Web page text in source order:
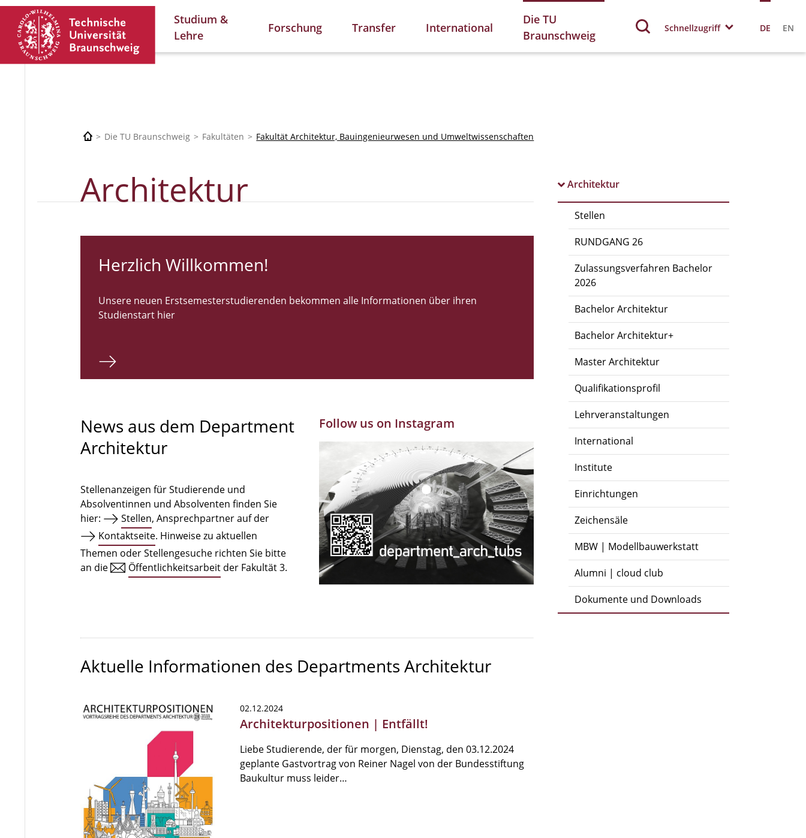
Studium &
Lehre
Forschung Transfer International
Die TU
Braunschweig
Schnellzugriff DE EN
Die TU Braunschweig Fakultäten Fakultät Architektur, Bauingenieurwesen und Umweltwissenschaften
Architektur
Stellen
RUNDGANG 26
Zulassungsverfahren Bachelor
2026
Bachelor Architektur
Bachelor Architektur+
Master Architektur
Qualifikationsprofil
Lehrveranstaltungen
International
Institute
Einrichtungen
Zeichensäle
MBW | Modellbauwerkstatt
Alumni | cloud club
Dokumente und Downloads
Architektur
Herzlich Willkommen!
Unsere neuen Erstsemesterstudierenden bekommen alle Informationen über ihren
Studienstart hier
News aus dem Department
Architektur
Stellenanzeigen für Studierende und
Absolventinnen und Absolventen finden Sie
hier:
Stellen, Ansprechpartner auf der
Kontaktseite. Hinweise zu aktuellen
Themen oder Stellengesuche richten Sie bitte
an die
Öffentlichkeitsarbeit der Fakultät 3.
Follow us on Instagram
Aktuelle Informationen des Departments Architektur
02.12.2024
Architekturpositionen | Entfällt!
Liebe Studierende, der für morgen, Dienstag, den 03.12.2024
geplante Gastvortrag von Reiner Nagel von der Bundesstiftung
Baukultur muss leider…